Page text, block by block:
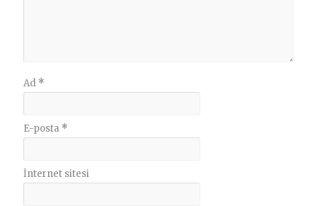
Ad *
E-posta *
İnternet sitesi